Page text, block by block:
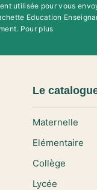
utilisée pour vous
Education
Pour plus
Le
Maternelle
Elémentaire
Collège
Lycée